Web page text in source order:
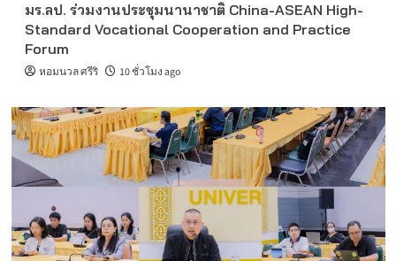
มร.ลป. ร่วมงานประชุมนานาชาติ China-ASEAN High-
Standard Vocational Cooperation and Practice
Forum
หอมนวล ศรีริ 10 ชั่วโมง ago